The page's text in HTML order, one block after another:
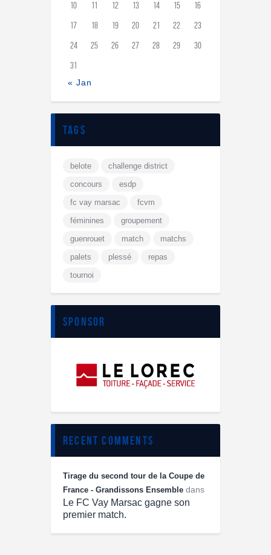
10 11 12 13 14 15 16
17 18 19 20 21 22 23
24 25 26 27 28 29 30
31
« Jan
tags
belote
challenge district
concours
esdp
fc vay marsac
fcvm
féminines
groupement
guenrouet
match
matchs
palets
plessé
repas
tournoi
sponsor
recent comments
Tirage du second tour de la Coupe de
France - Grandissons Ensemble dans
Le FC Vay Marsac gagne son
premier match.